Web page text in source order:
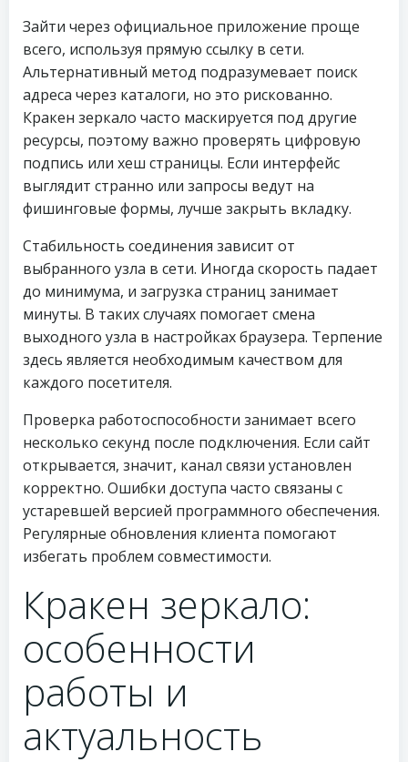
Зайти через официальное приложение проще
всего, используя прямую ссылку в сети.
Альтернативный метод подразумевает поиск
адреса через каталоги, но это рискованно.
Кракен зеркало часто маскируется под другие
ресурсы, поэтому важно проверять цифровую
подпись или хеш страницы. Если интерфейс
выглядит странно или запросы ведут на
фишинговые формы, лучше закрыть вкладку.
Стабильность соединения зависит от
выбранного узла в сети. Иногда скорость падает
до минимума, и загрузка страниц занимает
минуты. В таких случаях помогает смена
выходного узла в настройках браузера. Терпение
здесь является необходимым качеством для
каждого посетителя.
Проверка работоспособности занимает всего
несколько секунд после подключения. Если сайт
открывается, значит, канал связи установлен
корректно. Ошибки доступа часто связаны с
устаревшей версией программного обеспечения.
Регулярные обновления клиента помогают
избегать проблем совместимости.
Кракен зеркало:
особенности
работы и
актуальность